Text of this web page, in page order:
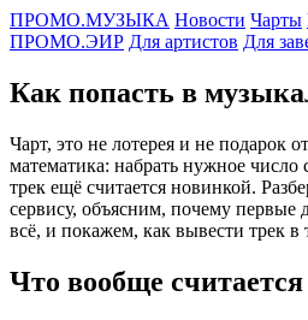
ПРОМО.МУЗЫКА Новости Чарты
ПРОМО.ЭИР Для артистов Для
Как попасть в
Чарт, это не лотерея и не подарок
математика: набрать нужное число
трек ещё считается новинкой.
сервису, объясним, почему первые
всё, и покажем, как вывести трек в
Что вообще